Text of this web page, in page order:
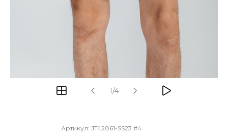
1/4
Артикул: JT42061-SS23 #4